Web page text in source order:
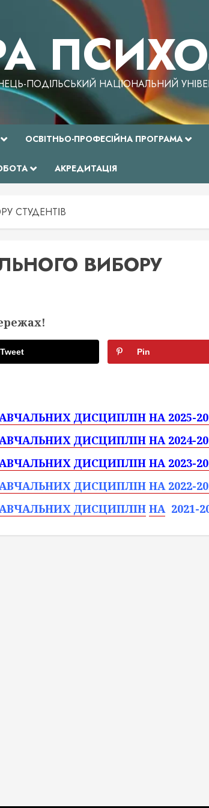
ПОДІЛЬСЬКИЙ НАЦІОНАЛЬНИЙ
ОСВІТНЬО-ПРОФЕСІЙНА ПРОГРАМА
АКРЕДИТАЦІЯ
СТУДЕНТІВ
ВИБОРУ
Tweet Pin
ДИСЦИПЛІН НА 2025-
ДИСЦИПЛІН НА 2024-
ДИСЦИПЛІН НА 2023-
ДИСЦИПЛІН НА 2022-
ДИСЦИПЛІН НА 2021-